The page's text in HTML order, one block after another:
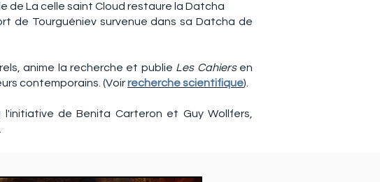
de La celle saint Cloud restaure la Datcha
de Tourguéniev survenue dans sa Datcha de
anime la recherche et publie Les Cahiersen
contemporains. (Voirrecherche scientifique).
de Benita Carteron et Guy Wollfers,